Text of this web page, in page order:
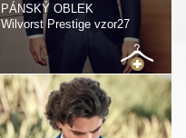
PÁNSKÝ OBLEK
Wilvorst Prestige vzor27